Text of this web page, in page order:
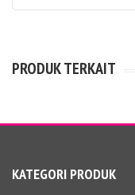
PRODUK TERKAIT
KATEGORI PRODUK